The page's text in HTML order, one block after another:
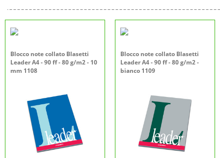
Blocco note collato Blasetti
Leader A4 - 90 ff - 80 g/m2 - 10
mm 1108
Blocco note collato Blasetti
Leader A4 - 90 ff - 80 g/m2 -
bianco 1109